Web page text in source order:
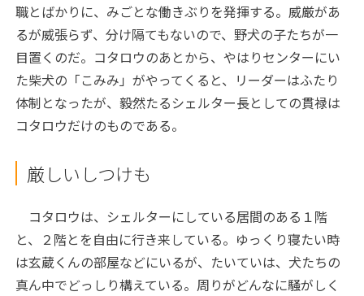
職とばかりに、みごとな働きぶりを発揮する。威厳があ
るが威張らず、分け隔てもないので、野犬の子たちが一
目置くのだ。コタロウのあとから、やはりセンターにい
た柴犬の「こみみ」がやってくると、リーダーはふたり
体制となったが、毅然たるシェルター長としての貫禄は
コタロウだけのものである。
厳しいしつけも
コタロウは、シェルターにしている居間のある１階
と、２階とを自由に行き来している。ゆっくり寝たい時
は玄蔵くんの部屋などにいるが、たいていは、犬たちの
真ん中でどっしり構えている。周りがどんなに騒がしく